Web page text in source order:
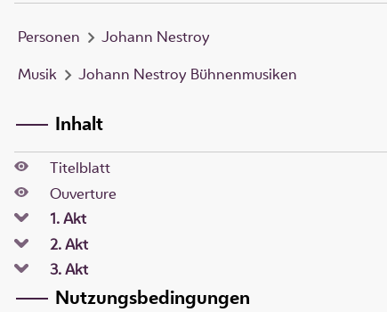
Personen
Johann Nestroy
Musik
Johann Nestroy Bühnenmusiken
Inhalt
Titelblatt
Ouverture
1. Akt
2. Akt
3. Akt
Nutzungsbedingungen